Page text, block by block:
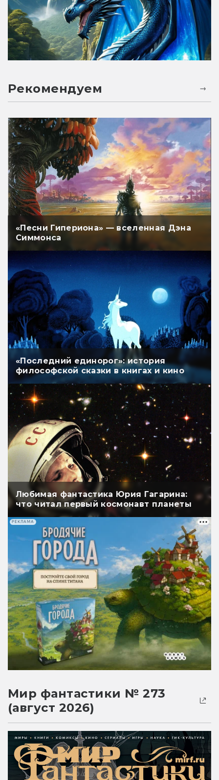
Рекомендуем
«Песни Гипериона» — вселенная Дэна
Симмонса
«Последний единорог»: история
философской сказки в книгах и кино
Любимая фантастика Юрия Гагарина:
что читал первый космонавт планеты
РЕКЛАМА
Мир фантастики № 273
(август 2026)